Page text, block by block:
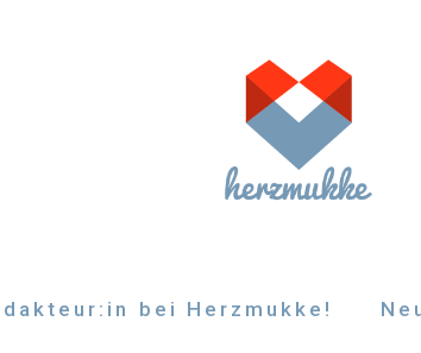
bei Herzmukke!